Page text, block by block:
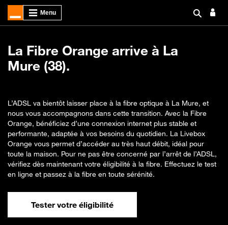
La Fibre Orange arrive à La
Mure (38).
L’ADSL va bientôt laisser place à la fibre optique à La Mure, et
nous vous accompagnons dans cette transition. Avec la Fibre
Orange, bénéficiez d’une connexion internet plus stable et
performante, adaptée à vos besoins du quotidien. La Livebox
Orange vous permet d’accéder au très haut débit, idéal pour
toute la maison. Pour ne pas être concerné par l’arrêt de l’ADSL,
vérifiez dès maintenant votre éligibilité à la fibre. Effectuez le test
en ligne et passez à la fibre en toute sérénité.
Tester votre éligibilité